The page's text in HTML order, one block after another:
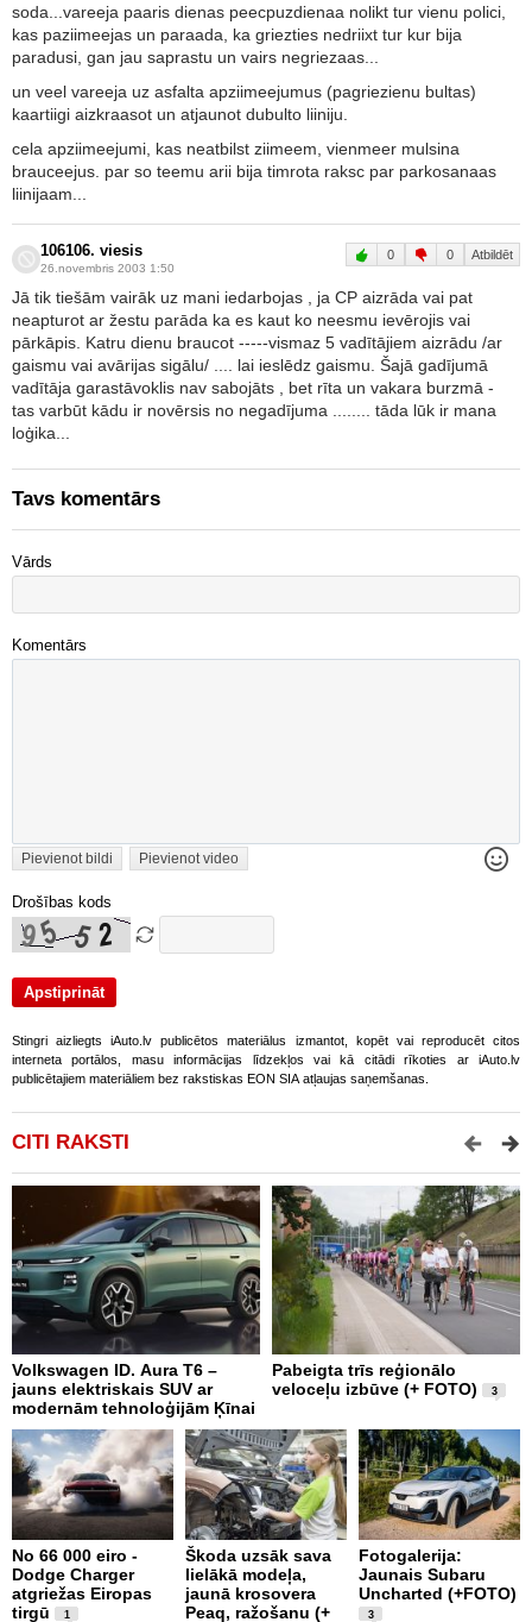
soda...vareeja paaris dienas peecpuzdienaa nolikt tur vienu polici,
kas paziimeejas un paraada, ka griezties nedriixt tur kur bija
paradusi, gan jau saprastu un vairs negriezaas...
un veel vareeja uz asfalta apziimeejumus (pagriezienu bultas)
kaartiigi aizkraasot un atjaunot dubulto liiniju.
cela apziimeejumi, kas neatbilst ziimeem, vienmeer mulsina
brauceejus. par so teemu arii bija timrota raksc par parkosanaas
liinijaam...
106106. viesis
26.novembris 2003 1:50
0 0 Atbildēt
Jā tik tiešām vairāk uz mani iedarbojas , ja CP aizrāda vai pat
neapturot ar žestu parāda ka es kaut ko neesmu ievērojis vai
pārkāpis. Katru dienu braucot -----vismaz 5 vadītājiem aizrādu /ar
gaismu vai avārijas sigālu/ .... lai ieslēdz gaismu. Šajā gadījumā
vadītāja garastāvoklis nav sabojāts , bet rīta un vakara burzmā -
tas varbūt kādu ir novērsis no negadījuma ........ tāda lūk ir mana
loģika...
Tavs komentārs
Vārds
Komentārs
Pievienot bildi Pievienot video
Drošības kods
Stingri aizliegts iAuto.lv publicētos materiālus izmantot, kopēt vai reproducēt citos
interneta portālos, masu informācijas līdzekļos vai kā citādi rīkoties ar iAuto.lv
publicētajiem materiāliem bez rakstiskas EON SIA atļaujas saņemšanas.
CITI RAKSTI
Volkswagen ID. Aura T6 –
jauns elektriskais SUV ar
modernām tehnoloģijām Ķīnai
Pabeigta trīs reģionālo
veloceļu izbūve (+ FOTO)
3
No 66 000 eiro -
Dodge Charger
atgriežas Eiropas
tirgū
1
Škoda uzsāk sava
lielākā modeļa,
jaunā krosovera
Peaq, ražošanu (+
Fotogalerija:
Jaunais Subaru
Uncharted (+FOTO)
3